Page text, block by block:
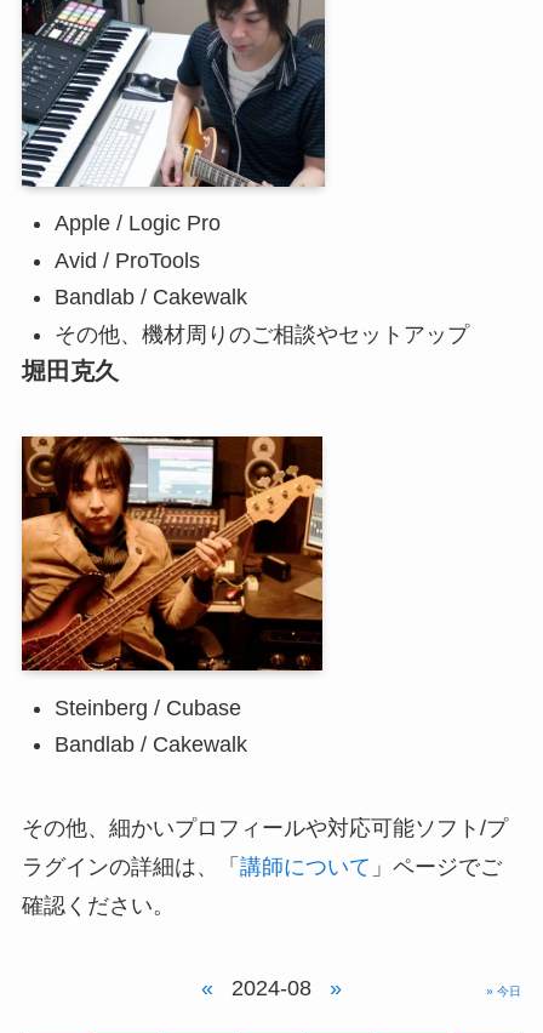
Apple / Logic Pro
Avid / ProTools
Bandlab / Cakewalk
その他、機材周りのご相談やセットアップ
堀田克久
Steinberg / Cubase
Bandlab / Cakewalk
その他、細かいプロフィールや対応可能ソフト/プ
ラグインの詳細は、「 講師について 」ページでご
確認ください。
« 2024-08 » » 今日